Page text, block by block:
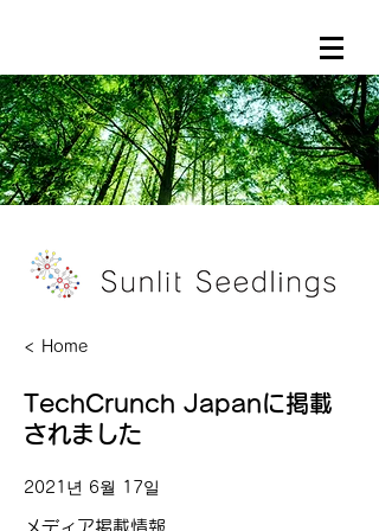
< Home
TechCrunch Japanに掲載
されました
2021년 6월 17일
メディア掲載情報